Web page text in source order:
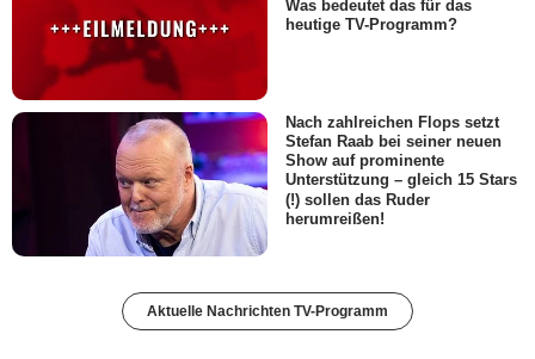
Was bedeutet das für das
heutige TV-Programm?
Nach zahlreichen Flops setzt
Stefan Raab bei seiner neuen
Show auf prominente
Unterstützung – gleich 15 Stars
(!) sollen das Ruder
herumreißen!
Aktuelle Nachrichten TV-Programm